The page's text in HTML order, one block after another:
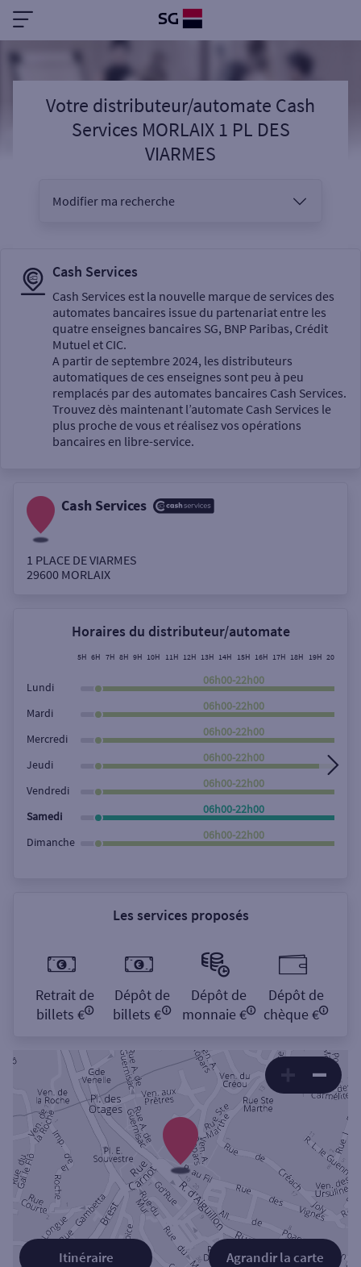
Votre distributeur/automate Cash
Services MORLAIX 1 PL DES
VIARMES
Modifier ma recherche
Sélectionnez votre recherche
Un service
Autour de moi
Rue
Rechercher
Cash Services
Cash Services est la nouvelle marque de services des
automates bancaires issue du partenariat entre les
quatre enseignes bancaires SG, BNP Paribas, Crédit
Mutuel et CIC.
A partir de septembre 2024, les distributeurs
automatiques de ces enseignes sont peu à peu
remplacés par des automates bancaires Cash Services.
Trouvez dès maintenant l’automate Cash Services le
plus proche de vous et réalisez vos opérations
bancaires en libre-service.
Cash Services
1 PLACE DE VIARMES
29600 MORLAIX
Horaires du distributeur/automate
5H 6H 7H 8H 9H 10H 11H 12H 13H 14H 15H 16H 17H 18H 19H 20H
Lundi
06h00-22h00
Mardi
06h00-22h00
Mercredi
06h00-22h00
Jeudi
06h00-22h00
Vendredi
06h00-22h00
Samedi
06h00-22h00
Dimanche
06h00-22h00
Les services proposés
Retrait de
billets €
Dépôt de
billets €
Dépôt de
monnaie €
Dépôt de
chèque €
Agrandir la carte
Itinéraire